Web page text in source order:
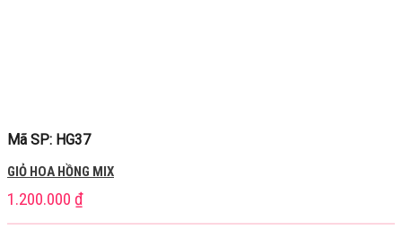
Mã SP: HG37
GIỎ HOA HỒNG MIX
1.200.000 ₫